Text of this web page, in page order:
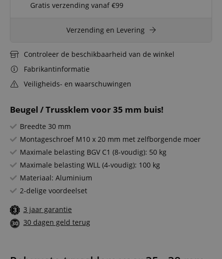
Beugel / Trussklem voor 35 mm buis!
Breedte 30 mm
Montageschroef M10 x 20 mm met zelfborgende moer
Maximale belasting BGV C1 (8-voudig): 50 kg
Maximale belasting WLL (4-voudig): 100 kg
Materiaal: Aluminium
2-delige voordeelset
3 jaar garantie
30 dagen geld terug
Gratis verzending vanaf €99
Verzending en Levering
Controleer de beschikbaarheid van de winkel
Fabrikantinformatie
Veiligheids- en waarschuwingen